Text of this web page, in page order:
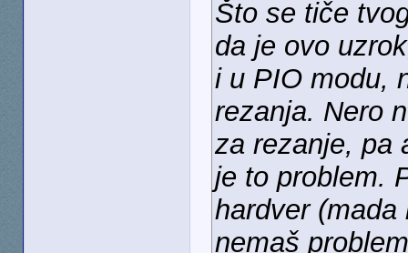
Što se tiče
da je ovo
i u PIO modu,
rezanja. Nero
za rezanje, pa
je to problem.
hardver
nemaš